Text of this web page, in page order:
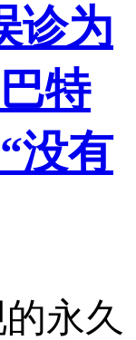
诊为
特
没有
永久